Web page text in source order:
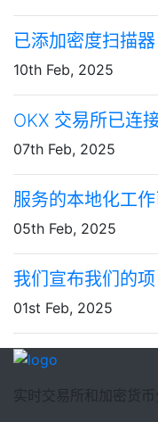
已添加密度扫描器
10th Feb, 2025
OKX 交易所已连
07th Feb, 2025
服务的本地化工
05th Feb, 2025
我们宣布我们的项
01st Feb, 2025
实时交易所和加密货币